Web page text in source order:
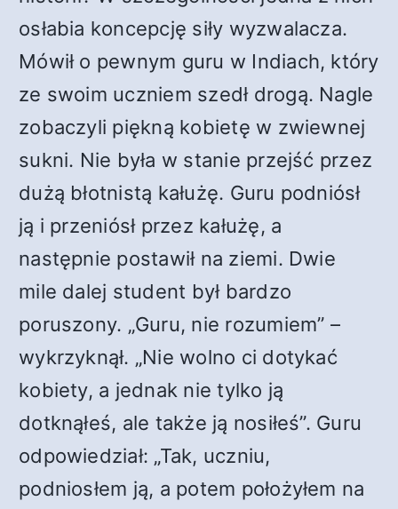
osłabia koncepcję siły wyzwalacza.
Mówił o pewnym guru w Indiach, który
ze swoim uczniem szedł drogą. Nagle
zobaczyli piękną kobietę w zwiewnej
sukni. Nie była w stanie przejść przez
dużą błotnistą kałużę. Guru podniósł
ją i przeniósł przez kałużę, a
następnie postawił na ziemi. Dwie
mile dalej student był bardzo
poruszony. „Guru, nie rozumiem” –
wykrzyknął. „Nie wolno ci dotykać
kobiety, a jednak nie tylko ją
dotknąłeś, ale także ją nosiłeś”. Guru
odpowiedział: „Tak, uczniu,
podniosłem ją, a potem położyłem na